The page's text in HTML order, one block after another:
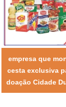
empresa que
cesta exclusiva
doação Cidade